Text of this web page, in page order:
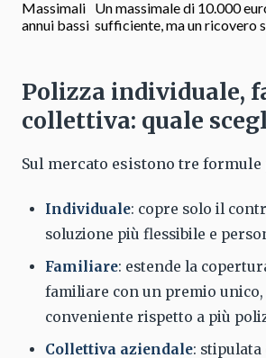
Massimali
annui bassi
Un massimale di 10.000
sufficiente, ma un ricovero
Polizza individuale,
collettiva: quale
Sul mercato esistono tre
Individuale: copre solo il
soluzione più flessibile e
Familiare: estende la
familiare con un premio unico,
conveniente rispetto a più
Collettiva aziendale: stipulata